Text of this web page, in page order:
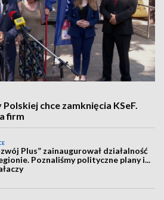
chce zamknięcia KSeF.
firm
Plus” zainaugurował działalność
Poznaliśmy polityczne plany i...